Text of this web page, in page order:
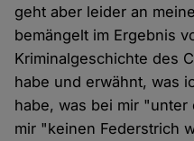
geht aber leider an
bemängelt im Ergebnis
Kriminalgeschichte des
habe und erwähnt, was
habe, was bei mir
mir "keinen Federstrich